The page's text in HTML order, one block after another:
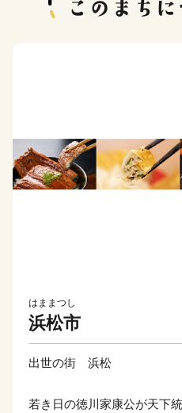
はままつし
浜松市
出世の街 浜松
若き日の徳川家康公が天下